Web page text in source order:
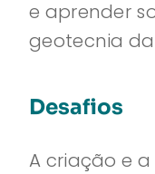
e aprender
geotecnia
Desafios
A criação e